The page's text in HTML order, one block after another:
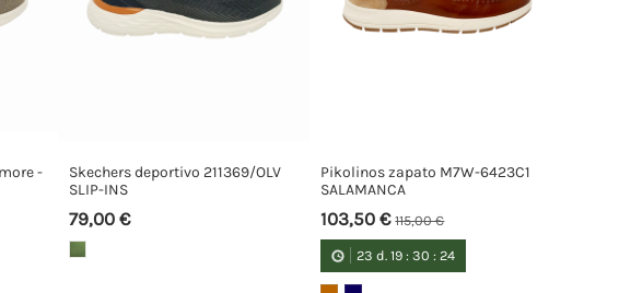
-
Skechers deportivo 211369/OLV
SLIP-INS
79,00 €
Pikolinos zapato M7W-6423C1
SALAMANCA
103,50 €115,00 €
23 d. 19: 30 : 23